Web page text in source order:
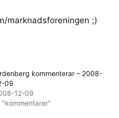
marknadsforeningen ;)
kommenterar – 2008-
09
12-09
"kommentarer"